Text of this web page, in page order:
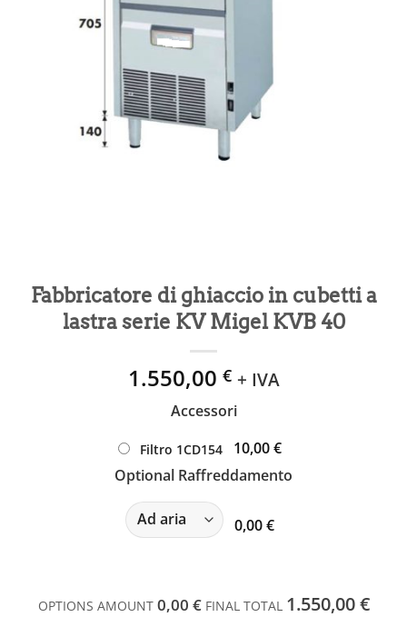
Fabbricatore di ghiaccio in cubetti a
lastra serie KV Migel KVB 40
1.550,00 € + IVA
Accessori
Filtro 1CD154
10,00 €
Optional Raffreddamento
0,00 €
OPTIONS AMOUNT 0,00 € FINAL TOTAL 1.550,00 €